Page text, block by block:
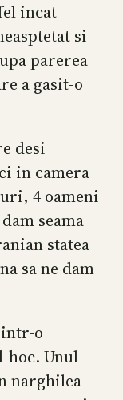
incat
si
parerea
a gasit-o
desi
in camera
4 oameni
seama
statea
sa ne dam
o
hoc. Unul
narghilea